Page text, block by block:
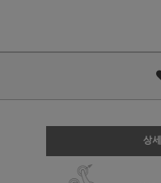
상